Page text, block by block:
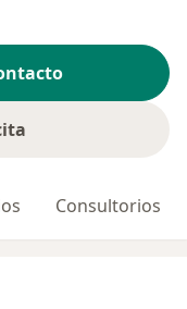
Consultorios